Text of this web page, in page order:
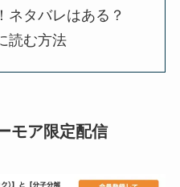
ネタバレはある？
読む方法
モア限定配信